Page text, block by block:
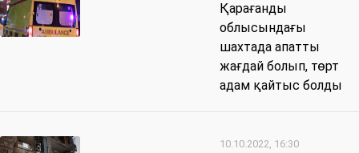
Қарағанды ​​
облысындағы
шахтада апатты
жағдай болып, төрт
адам қайтыс болды
10.10.2022, 16:30